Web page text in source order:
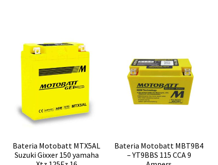
cca
cantidad
Bateria Motobatt MTX5AL
Suzuki Gixxer 150 yamaha
Bateria Motobatt MBT9B4
– YT9BBS 115 CCA 9